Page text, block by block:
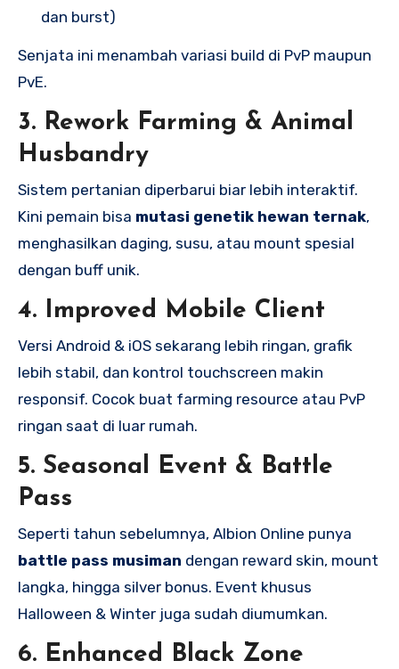
dan burst)
Senjata ini menambah variasi build di PvP maupun
PvE.
3. Rework Farming & Animal
Husbandry
Sistem pertanian diperbarui biar lebih interaktif.
Kini pemain bisa mutasi genetik hewan ternak,
menghasilkan daging, susu, atau mount spesial
dengan buff unik.
4. Improved Mobile Client
Versi Android & iOS sekarang lebih ringan, grafik
lebih stabil, dan kontrol touchscreen makin
responsif. Cocok buat farming resource atau PvP
ringan saat di luar rumah.
5. Seasonal Event & Battle
Pass
Seperti tahun sebelumnya, Albion Online punya
battle pass musiman dengan reward skin, mount
langka, hingga silver bonus. Event khusus
Halloween & Winter juga sudah diumumkan.
6. Enhanced Black Zone